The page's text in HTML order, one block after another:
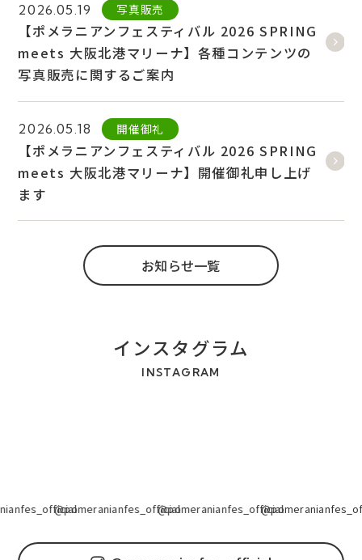
2026.05.19 写真販売
【ポメラニアンフェスティバル 2026 SPRING
meets 大阪北港マリーナ】各種コンテンツの
写真販売に関するご案内
2026.05.18 開催御礼
【ポメラニアンフェスティバル 2026 SPRING
meets 大阪北港マリーナ】開催御礼申し上げ
ます
お知らせ一覧
インスタグラム
INSTAGRAM
@pomeranianfes_official@pomeranianfes_official